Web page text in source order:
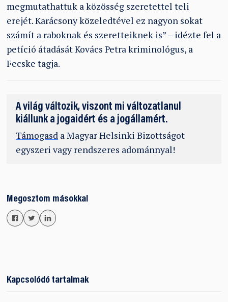
megmutathattuk a közösség szeretettel teli
erejét.Karácsony közeledtével ez nagyon sokat
számít a raboknak és szeretteiknek is”– idézte fel a
petíció átadását Kovács Petra kriminológus, a
Fecske tagja.
A világ változik, viszont mi változatlanul
kiállunk a jogaidért és a jogállamért.
Támogasd a Magyar Helsinki Bizottságot
egyszeri vagy rendszeres adománnyal!
Megosztom másokkal
Kapcsolódó tartalmak